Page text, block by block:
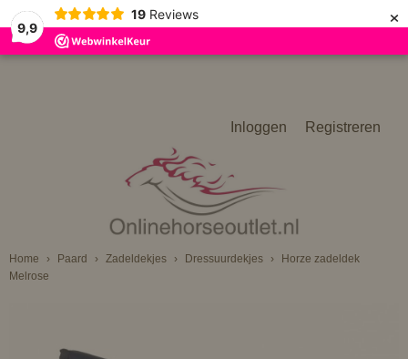
9,9
19 Reviews ×
Inloggen Registreren
Home › Paard › Zadeldekjes › Dressuurdekjes ›
Horze zadeldek
Melrose